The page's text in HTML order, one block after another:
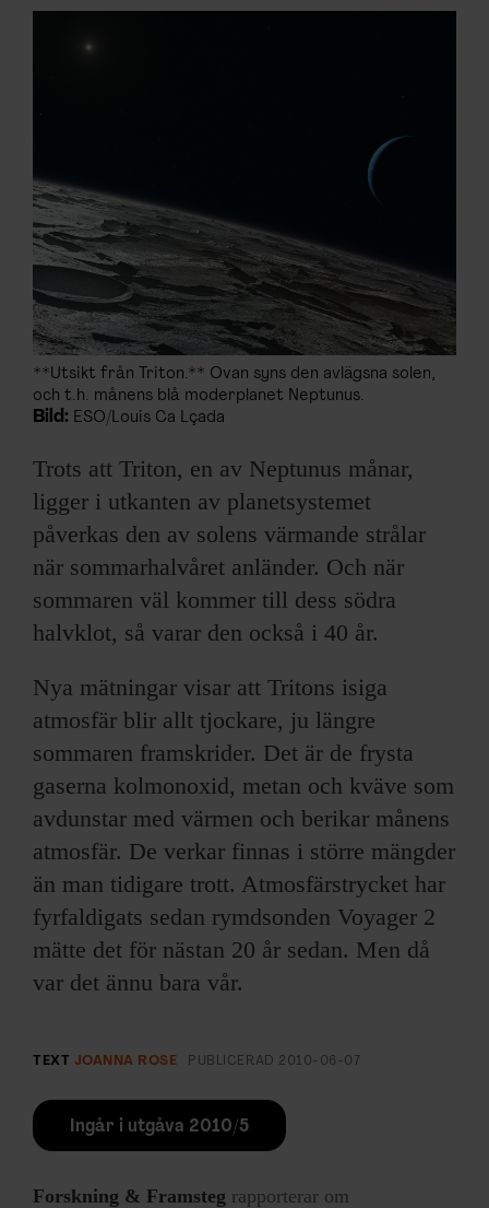
EVENEMANG & RESOR
SKRIV I F&F
PRENUMERERA PÅ F&F
ANNONSERA I F&F
OM F&F
**Utsikt från Triton.** Ovan syns den avlägsna solen,
och t.h. månens blå moderplanet Neptunus.
Bild: ESO/Louis Ca Lçada
Trots att Triton, en av Neptunus månar,
ligger i utkanten av planetsystemet
påverkas den av solens värmande strålar
när sommarhalvåret anländer. Och när
sommaren väl kommer till dess södra
halvklot, så varar den också i 40 år.
Nya mätningar visar att Tritons isiga
atmosfär blir allt tjockare, ju längre
sommaren framskrider. Det är de frysta
gaserna kolmonoxid, metan och kväve som
avdunstar med värmen och berikar månens
atmosfär. De verkar finnas i större mängder
än man tidigare trott. Atmosfärstrycket har
fyrfaldigats sedan rymdsonden Voyager 2
mätte det för nästan 20 år sedan. Men då
var det ännu bara vår.
TEXT JOANNA ROSE PUBLICERAD 2010-06-07
Ingår i utgåva 2010/5
Forskning & Framsteg rapporterar om